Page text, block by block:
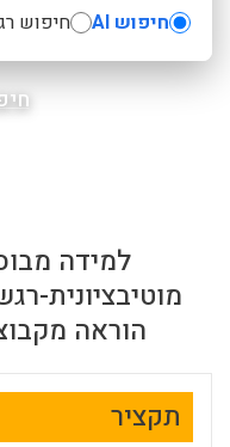
חיפוש AI חיפוש
למידה
מוטיבציונית-
הוראה
תקציר